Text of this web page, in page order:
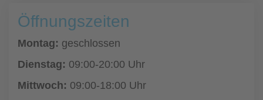
Öffnungszeiten
Montag: geschlossen
Dienstag: 09:00-20:00 Uhr
Mittwoch: 09:00-18:00 Uhr